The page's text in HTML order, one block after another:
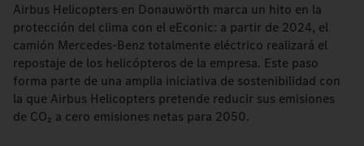
Airbus Helicopters en Donauwörth marca un hito en la
protección del clima con el eEconic: a partir de 2024, el
camión Mercedes-Benz totalmente eléctrico realizará el
repostaje de los helicópteros de la empresa. Este paso
forma parte de una amplia iniciativa de sostenibilidad con
la que Airbus Helicopters pretende reducir sus emisiones
de CO₂ a cero emisiones netas para 2050.